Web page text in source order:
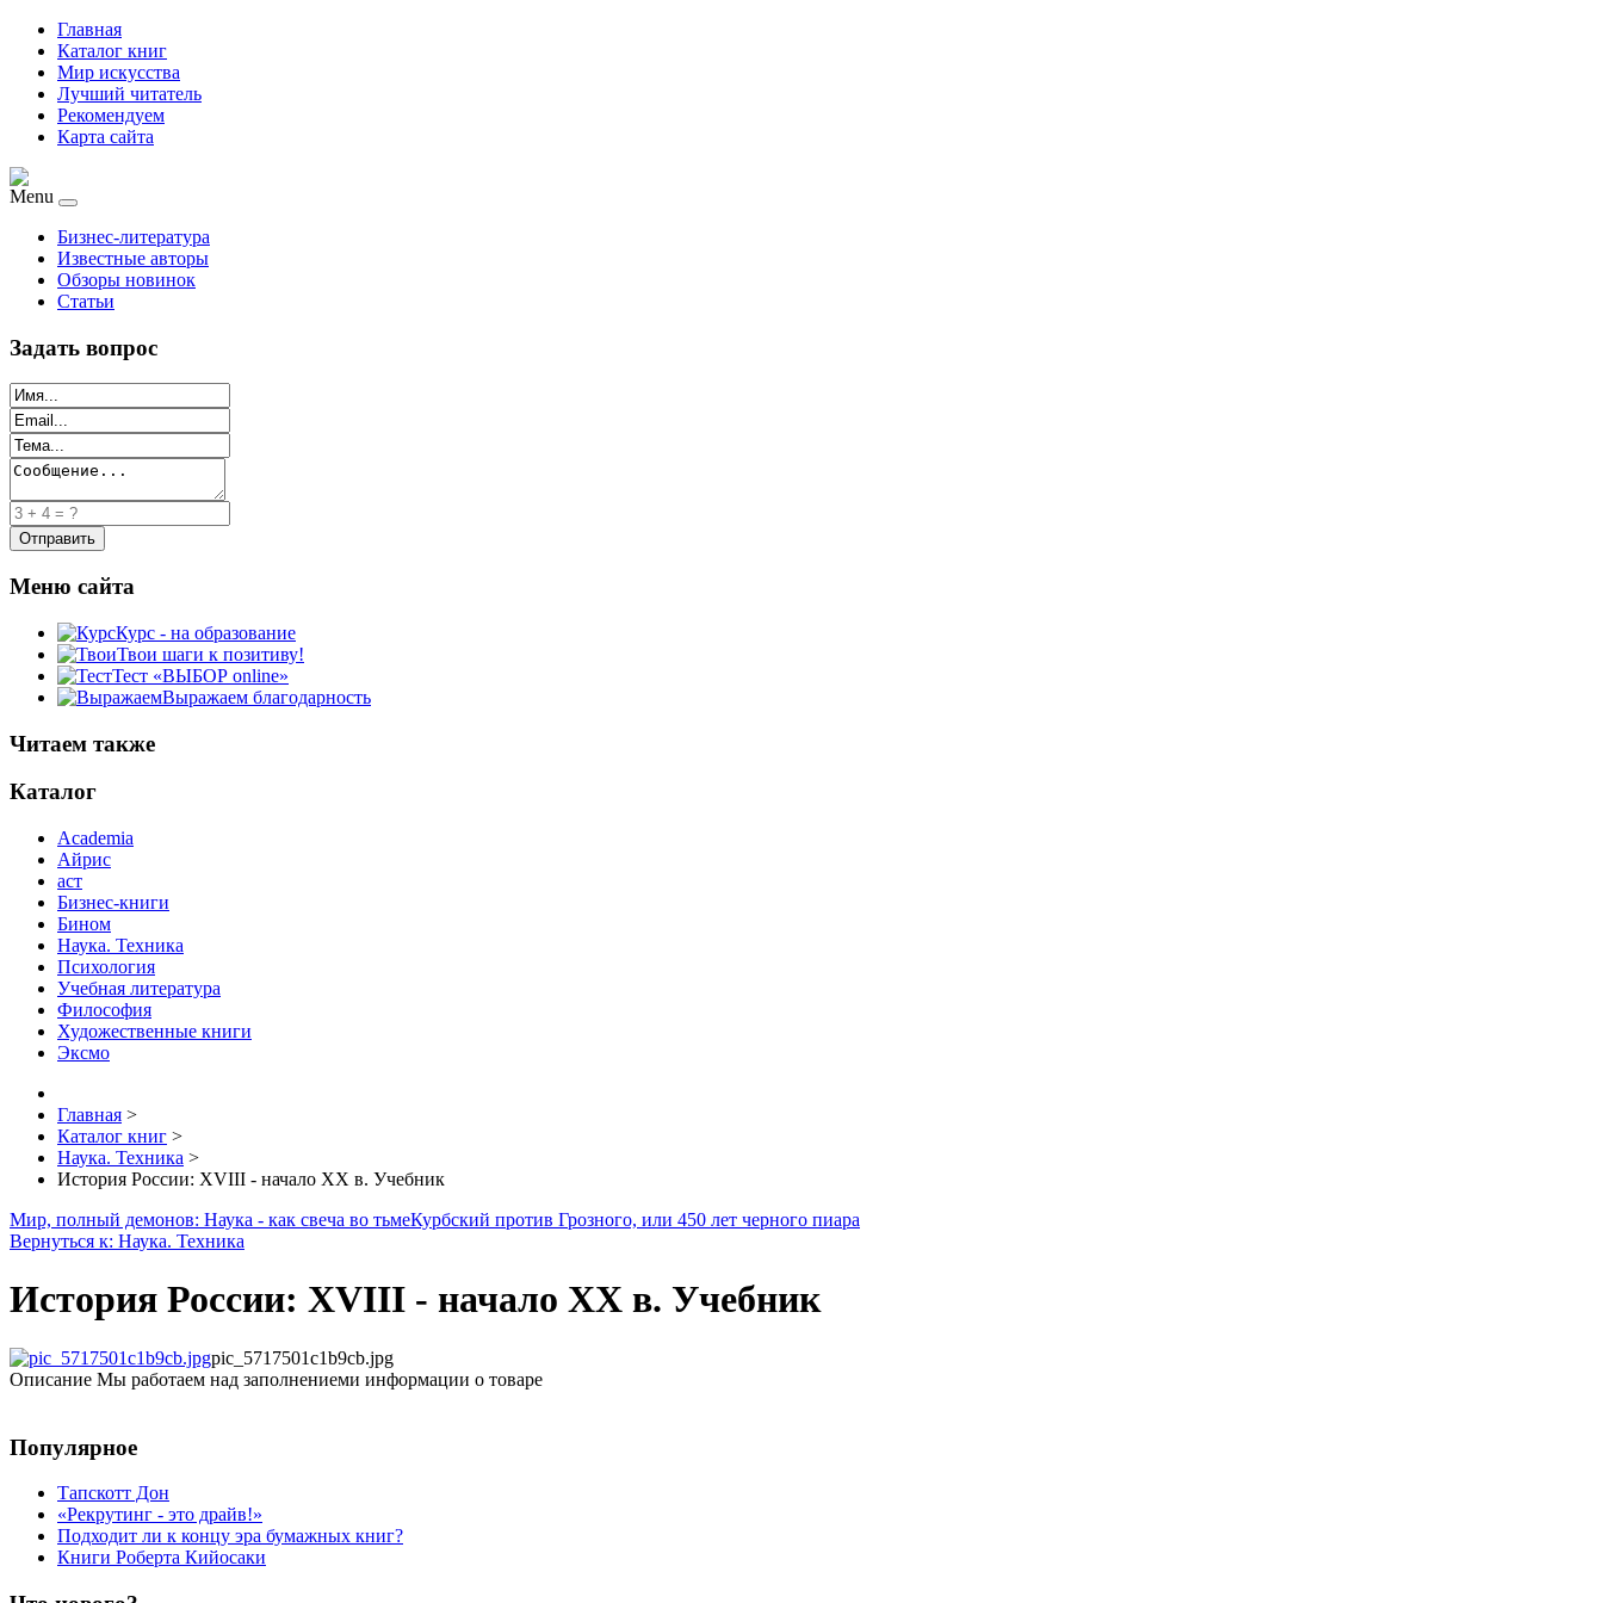
Главная
Каталог книг
Мир искусства
Лучший читатель
Рекомендуем
Карта сайта
Menu
Бизнес-литература
Известные авторы
Обзоры новинок
Статьи
Задать вопрос
Меню сайта
Курс - на образование
Твои шаги к позитиву!
Тест «ВЫБОР online»
Выражаем благодарность
Читаем также
Каталог
Academia
Айрис
аст
Бизнес-книги
Бином
Наука. Техника
Психология
Учебная литература
Философия
Художественные книги
Эксмо
Главная >
Каталог книг >
Наука. Техника >
История России: XVIII - начало XX в. Учебник
Мир, полный демонов: Наука - как свеча во тьмеКурбский против Грозного, или 450 лет черного пиара
Вернуться к: Наука. Техника
История России: XVIII - начало XX в. Учебник
pic_5717501c1b9cb.jpg
Описание Мы работаем над заполнениеми информации о товаре
Популярное
Тапскотт Дон
«Рекрутинг - это драйв!»
Подходит ли к концу эра бумажных книг?
Книги Роберта Кийосаки